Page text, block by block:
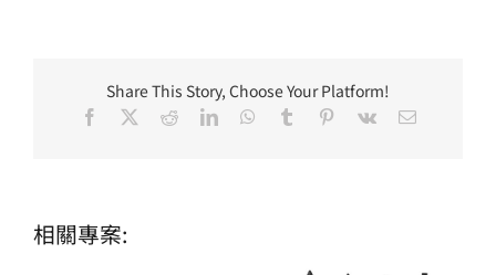
Share This Story, Choose Your Platform!
Facebook RedditLinkedInWhatsApp
Tumblr Pinterest
Vk Email:
相關專案: